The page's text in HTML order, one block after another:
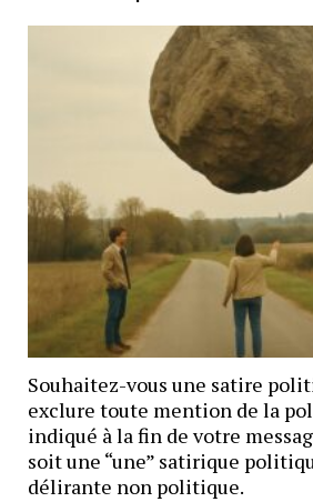
Souhaitez-vous une satire
exclure toute mention de la
indiqué à la fin de votre
soit une “une” satirique
délirante non politique.